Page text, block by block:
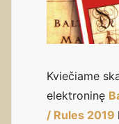
Kviečiame
elektroninę
/ Rules 2019